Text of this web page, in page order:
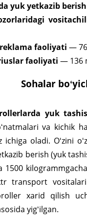
yuk yetkazib berish
faoliyati —
faoliyati — 136
Sohalar
yuk
va kichik
ichiga oladi. Oʻzini
berish (yuk
1500
transport
xarid qilish
yigʻilgan.